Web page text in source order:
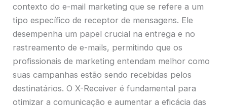
contexto do e-mail marketing que se refere a um
tipo específico de receptor de mensagens. Ele
desempenha um papel crucial na entrega e no
rastreamento de e-mails, permitindo que os
profissionais de marketing entendam melhor como
suas campanhas estão sendo recebidas pelos
destinatários. O X-Receiver é fundamental para
otimizar a comunicação e aumentar a eficácia das